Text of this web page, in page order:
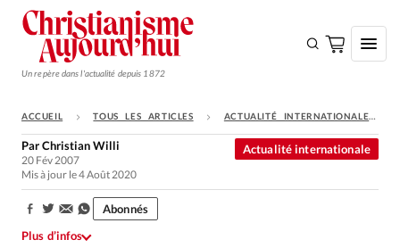
Un repère dans l'actualité depuis 1872
S'ABONNER
Monde
Opinions
ACCUEIL TOUS LES ARTICLES ACTUALITÉ INTERNATIONALE
Actualité internationale
ParChristian Willi
20 Fév 2007
Mis à jour le 4 Août 2020
Partager:
Abonnés
Plus d’infos